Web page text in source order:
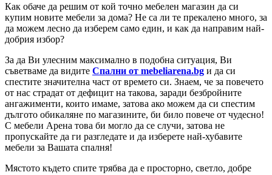
Как обаче да решим от кой точно мебелен магазин да си
купим новите мебели за дома? Не са ли те прекалено много, за
да можем лесно да изберем само един, и как да направим най-
добрия избор?
За да Ви улесним максимално в подобна ситуация, Ви
съветваме да видите Спални от mebeliarena.bg и да си
спестите значителна част от времето си. Знаем, че за повечето
от нас страдат от дефицит на такова, заради безбройните
ангажименти, които имаме, затова ако можем да си спестим
дългото обикаляне по магазините, би било повече от чудесно!
С мебели Арена това би могло да се случи, затова не
пропускайте да ги разгледате и да изберете най-хубавите
мебели за Вашата спалня!
Мястото където спите трябва да е просторно, светло, добре